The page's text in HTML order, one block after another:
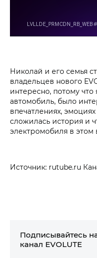
Николай и его семья
владельцев нового
интересно, потому
автомобиль, было
впечатлениях,
сложилась история и
электромобиля в этом
Источник: rutube.ru
Подписывайтесь
канал EVOLUTE